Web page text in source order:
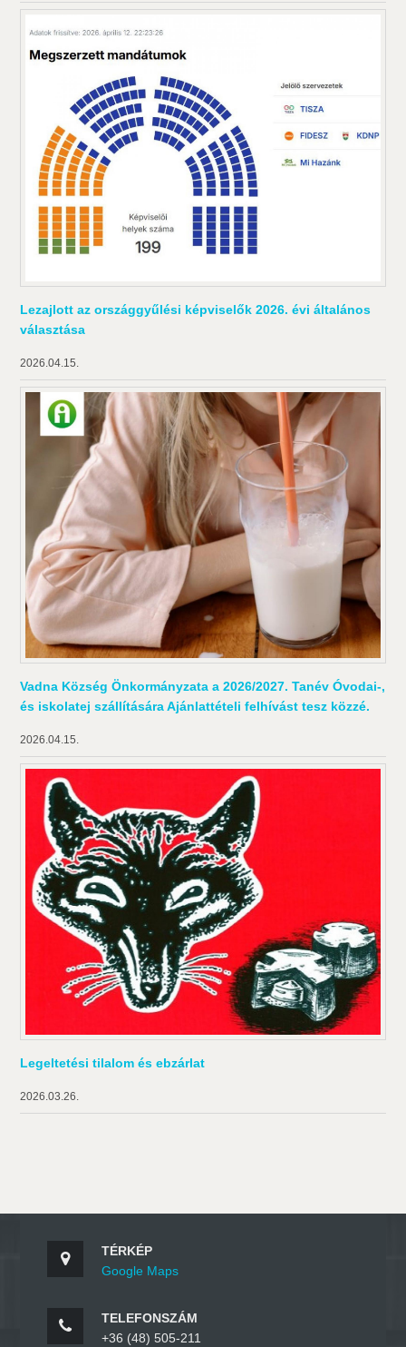
Lezajlott az országgyűlési képviselők 2026. évi általános
választása
2026.04.15.
Vadna Község Önkormányzata a 2026/2027. Tanév Óvodai-,
és iskolatej szállítására Ajánlattételi felhívást tesz közzé.
2026.04.15.
Legeltetési tilalom és ebzárlat
2026.03.26.
TÉRKÉP
Google Maps
TELEFONSZÁM
+36 (48) 505-211